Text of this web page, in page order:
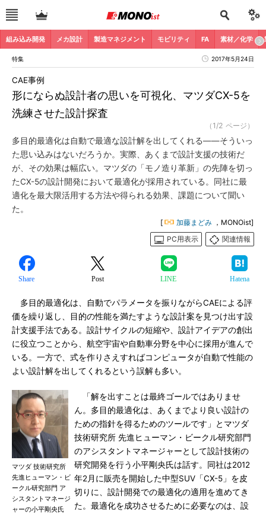
組み込み開発 メカ設計 製造マネジメント モビリティ FA 素材／化学
特集 2017年5月24日
形にならぬ設計者の思いを可視化、マツダCX-5を
洗練させた設計探査
CAE事例
（1/2 ページ）
多目的最適化は自動で最適な設計解を出してくれる――そういっ
た思い込みはないだろうか。実際、あくまで設計支援の技術だ
が、その効果は幅広い。マツダの「モノ造り革新」の先陣を切っ
たCX-5の設計開発において最適化が採用されている。同社に最
適化を最大限活用する方法や得られる効果、課題について聞い
た。
[ 加藤まどみ ，MONOist]
PC用表示
関連情報
Share Post LINE Hatena
多目的最適化は、自動でパラメータを振りながらCAEによる評
価を繰り返し、目的の性能を満たすような設計案を見つけ出す設
計支援手法である。設計サイクルの短縮や、設計アイデアの創出
に役立つことから、航空宇宙や自動車分野を中心に採用が進んで
いる。一方で、式を作りさえすればコンピュータが自動で性能の
よい設計解を出してくれるという誤解も多い。
マツダ 技術研究所
先進ヒューマン・ビ
ークル研究部門 ア
シスタントマネージ
ャーの小平剛央氏
「解を出すことは最終ゴールではありませ
ん。多目的最適化は、あくまでより良い設計の
ための指針を得るためのツールです」とマツダ
技術研究所 先進ヒューマン・ビークル研究部門
のアシスタントマネージャーとして設計技術の
研究開発を行う小平剛央氏は話す。同社は2012
年2月に販売を開始した中型SUV「CX-5」を皮
切りに、設計開発での最適化の適用を進めてき
た。最適化を成功させるために必要なのは、設